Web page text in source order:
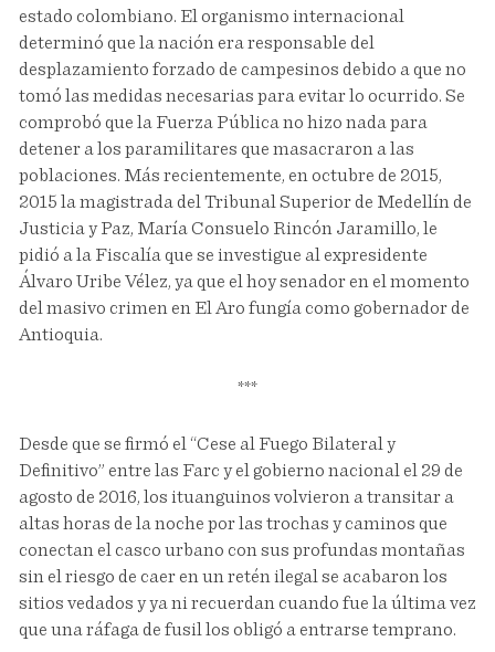
estado colombiano. El organismo internacional
determinó que la nación era responsable del
desplazamiento forzado de campesinos debido a que no
tomó las medidas necesarias para evitar lo ocurrido. Se
comprobó que la Fuerza Pública no hizo nada para
detener a los paramilitares que masacraron a las
poblaciones. Más recientemente, en octubre de 2015,
2015 la magistrada del Tribunal Superior de Medellín de
Justicia y Paz, María Consuelo Rincón Jaramillo, le
pidió a la Fiscalía que se investigue al expresidente
Álvaro Uribe Vélez, ya que el hoy senador en el momento
del masivo crimen en El Aro fungía como gobernador de
Antioquia.
***
Desde que se firmó el “Cese al Fuego Bilateral y
Definitivo” entre las Farc y el gobierno nacional el 29 de
agosto de 2016, los ituanguinos volvieron a transitar a
altas horas de la noche por las trochas y caminos que
conectan el casco urbano con sus profundas montañas
sin el riesgo de caer en un retén ilegal se acabaron los
sitios vedados y ya ni recuerdan cuando fue la última vez
que una ráfaga de fusil los obligó a entrarse temprano.